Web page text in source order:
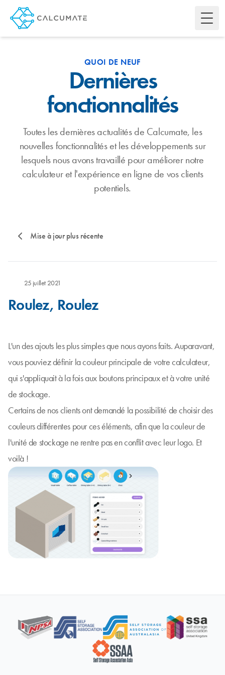
QUOI DE NEUF
Dernières
fonctionnalités
Toutes les dernières actualités de Calcumate, les
nouvelles fonctionnalités et les développements sur
lesquels nous avons travaillé pour améliorer notre
calculateur et l'expérience en ligne de vos clients
potentiels.
Mise à jour plus récente
25 juillet 2021
Roulez, Roulez
L'un des ajouts les plus simples que nous ayons faits. Auparavant,
vous pouviez définir la couleur principale de votre calculateur,
qui s'appliquait à la fois aux boutons principaux et à votre unité
de stockage.
Certains de nos clients ont demandé la possibilité de choisir des
couleurs différentes pour ces éléments, afin que la couleur de
l'unité de stockage ne rentre pas en conflit avec leur logo. Et
voilà !